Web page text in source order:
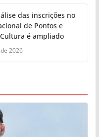
das inscrições no
de Pontos e
é ampliado
2026